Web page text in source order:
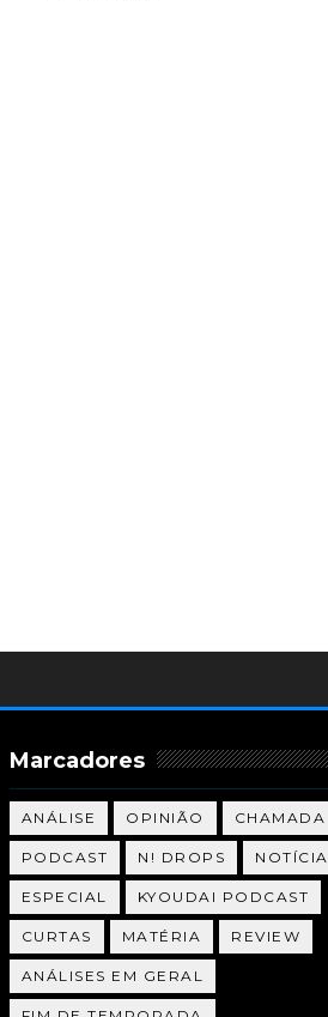
Marcadores
ANÁLISE OPINIÃO CHAMADA
PODCAST N! DROPS NOTÍCIA
ESPECIAL KYOUDAI PODCAST
CURTAS MATÉRIA REVIEW
ANÁLISES EM GERAL